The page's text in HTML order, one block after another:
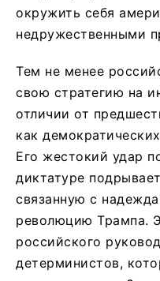
окружить себя
недружественными
Тем не менее
свою стратегию на
отличии от
как
Его жестокий удар
диктатуре
связанную с
революцию Трампа.
российского
детерминистов,